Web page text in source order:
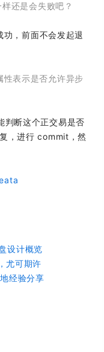
还是会失败吧？
，前面不会发起退
表示是否允许异步
判断这个正交易是否
，进行 commit，然
设计概览
尤可期许
经验分享